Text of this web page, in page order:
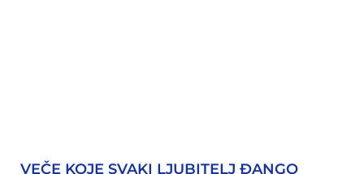
VEČE KOJE SVAKI LJUBITELJ ĐANGO